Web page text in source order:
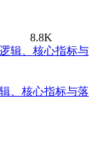
8.8K
、核心指标与落